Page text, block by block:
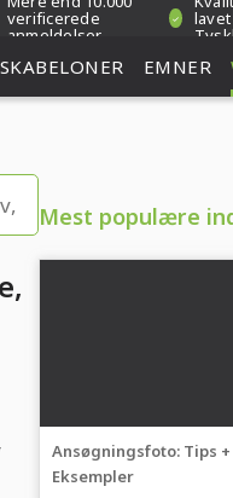
verificerede
anmeldelser
EMNER
Mest populære
Ansøgningsfoto: Tips +
Eksempler